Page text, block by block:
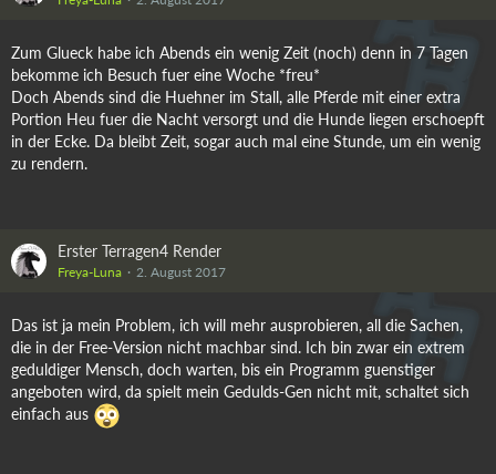
Zum Glueck habe ich Abends ein wenig Zeit (noch) denn in 7 Tagen
bekomme ich Besuch fuer eine Woche *freu*
Doch Abends sind die Huehner im Stall, alle Pferde mit einer extra
Portion Heu fuer die Nacht versorgt und die Hunde liegen erschoepft
in der Ecke. Da bleibt Zeit, sogar auch mal eine Stunde, um ein wenig
zu rendern.
Erster Terragen4 Render
Freya-Luna 2. August 2017
Das ist ja mein Problem, ich will mehr ausprobieren, all die Sachen,
die in der Free-Version nicht machbar sind. Ich bin zwar ein extrem
geduldiger Mensch, doch warten, bis ein Programm guenstiger
angeboten wird, da spielt mein Gedulds-Gen nicht mit, schaltet sich
einfach aus